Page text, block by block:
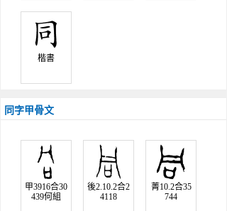
楷書
同字甲骨文
甲3916合30
439何組
後2.10.2合2
4118
菁10.2合35
744